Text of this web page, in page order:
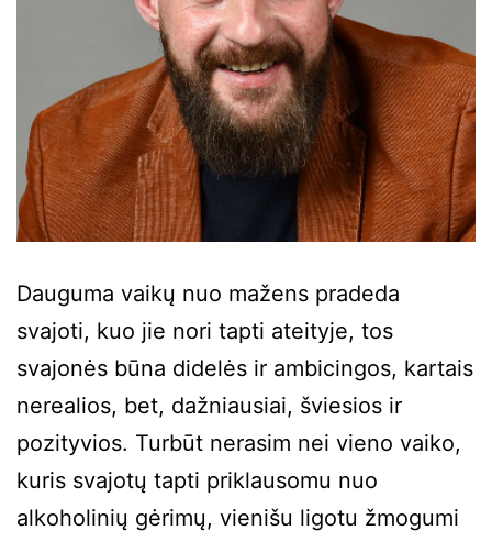
Dauguma vaikų nuo mažens pradeda
svajoti, kuo jie nori tapti ateityje, tos
svajonės būna didelės ir ambicingos, kartais
nerealios, bet, dažniausiai, šviesios ir
pozityvios. Turbūt nerasim nei vieno vaiko,
kuris svajotų tapti priklausomu nuo
alkoholinių gėrimų, vienišu ligotu žmogumi